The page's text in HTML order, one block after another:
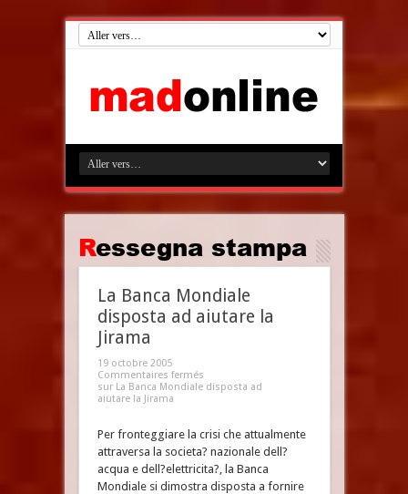
Ressegna stampa
La Banca Mondiale
disposta ad aiutare la
Jirama
19 octobre 2005
Commentaires fermés
sur La Banca Mondiale disposta ad
aiutare la Jirama
Per fronteggiare la crisi che attualmente
attraversa la societa? nazionale dell?
acqua e dell?elettricita?, la Banca
Mondiale si dimostra disposta a fornire